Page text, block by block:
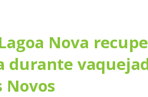
Nova
durante
Novos